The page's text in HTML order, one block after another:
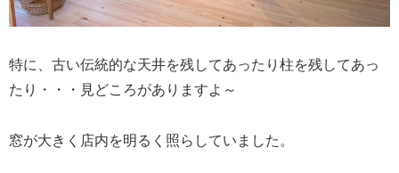
特に、古い伝統的な天井を残してあったり柱を残してあっ
たり・・・見どころがありますよ～
窓が大きく店内を明るく照らしていました。